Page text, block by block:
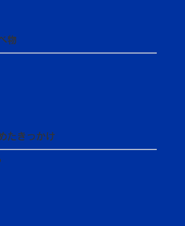
たきっかけ
物